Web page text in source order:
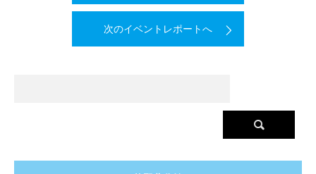
次のイベントレポートへ